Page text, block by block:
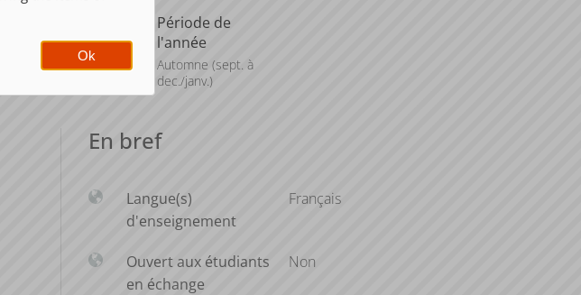
Période de
l'année
Automne (sept. à
dec./janv.)
En bref
Langue(s)
d'enseignement
Français
Ouvert aux étudiants
en échange
Non
Ok